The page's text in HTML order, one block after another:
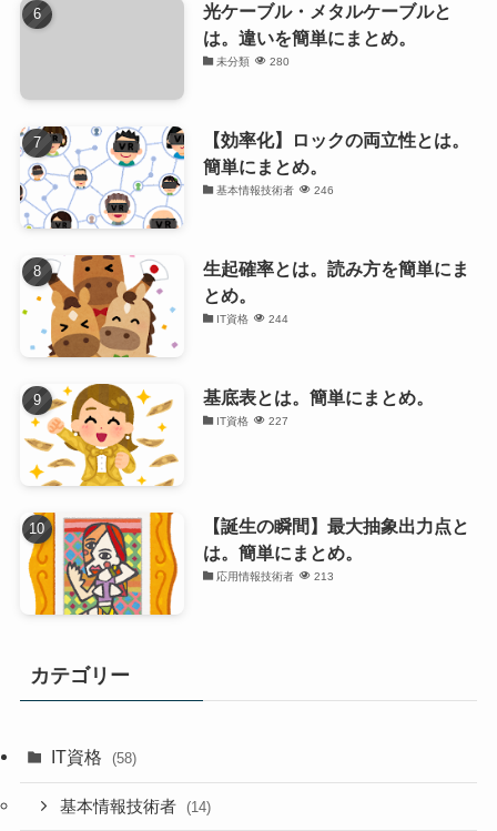
光ケーブル・メタルケーブルと
は。違いを簡単にまとめ。
未分類 280
【効率化】ロックの両立性とは。
簡単にまとめ。
基本情報技術者 246
生起確率とは。読み方を簡単にま
とめ。
IT資格 244
基底表とは。簡単にまとめ。
IT資格 227
【誕生の瞬間】最大抽象出力点と
は。簡単にまとめ。
応用情報技術者 213
カテゴリー
IT資格 (58)
基本情報技術者 (14)